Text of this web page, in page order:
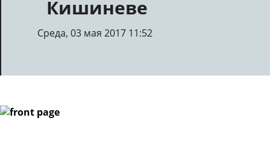
Кишиневе
Среда, 03 мая 2017 11:52